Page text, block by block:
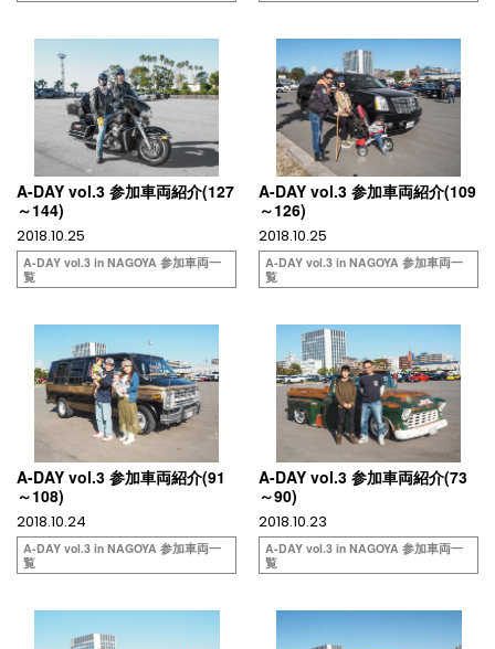
A-DAY vol.3 参加車両紹介(127
～144)
2018.10.25
A-DAY vol.3 in NAGOYA 参加車両一
覧
A-DAY vol.3 参加車両紹介(109
～126)
2018.10.25
A-DAY vol.3 in NAGOYA 参加車両一
覧
A-DAY vol.3 参加車両紹介(91
～108)
2018.10.24
A-DAY vol.3 in NAGOYA 参加車両一
覧
A-DAY vol.3 参加車両紹介(73
～90)
2018.10.23
A-DAY vol.3 in NAGOYA 参加車両一
覧